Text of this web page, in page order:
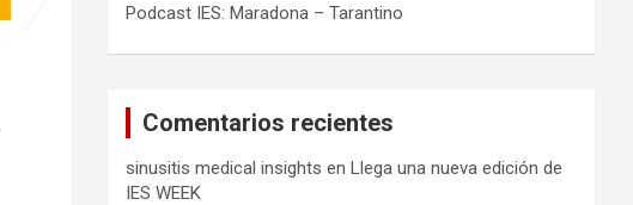
Podcast IES: Maradona – Tarantino
Comentarios recientes
sinusitis medical insights enLlega una nueva edición de
IES WEEK